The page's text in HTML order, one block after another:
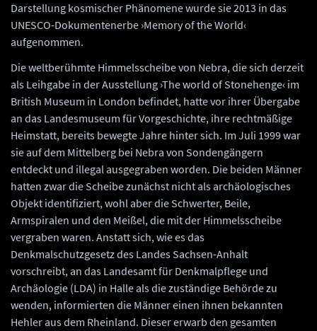
Darstellung kosmischer Phänomene wurde sie 2013 in das
UNESCO-Dokumentenerbe ›Memory of the World‹
aufgenommen.
Die weltberühmte Himmelsscheibe von Nebra, die sich derzeit
als Leihgabe in der Ausstellung ›The world of Stonehenge‹ im
British Museum in London befindet, hatte vor ihrer Übergabe
an das Landesmuseum für Vorgeschichte, ihre rechtmäßige
Heimstatt, bereits bewegte Jahre hinter sich. Im Juli 1999 war
sie auf dem Mittelberg bei Nebra von Sondengängern
entdeckt und illegal ausgegraben worden. Die beiden Männer
hatten zwar die Scheibe zunächst nicht als archäologisches
Objekt identifiziert, wohl aber die Schwerter, Beile,
Armspiralen und den Meißel, die mit der Himmelsscheibe
vergraben waren. Anstatt sich, wie es das
Denkmalschutzgesetz des Landes Sachsen-Anhalt
vorschreibt, an das Landesamt für Denkmalpflege und
Archäologie (LDA) in Halle als die zuständige Behörde zu
wenden, informierten die Männer einen ihnen bekannten
Hehler aus dem Rheinland. Dieser erwarb den gesamten